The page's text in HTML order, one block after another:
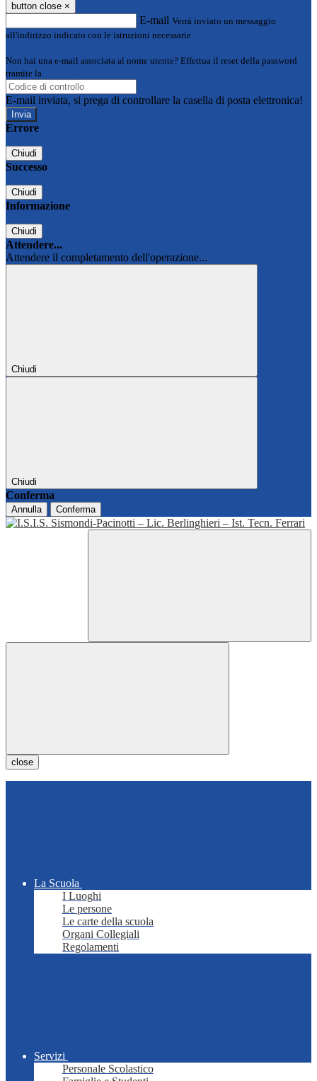
button close ×
E-mail Verrà inviato un messaggio
all'indirizzo indicato con le istruzioni necessarie.
Non hai una e-mail associata al nome utente? Effettua il reset della password
tramite la
E-mail inviata, si prega di controllare la casella di posta elettronica!
Errore
Chiudi
Successo
Chiudi
Informazione
Chiudi
Attendere...
Attendere il completamento dell'operazione...
Chiudi
Chiudi
Conferma
Annulla Conferma
close
La Scuola
I Luoghi
Le persone
Le carte della scuola
Organi Collegiali
Regolamenti
Servizi
Personale Scolastico